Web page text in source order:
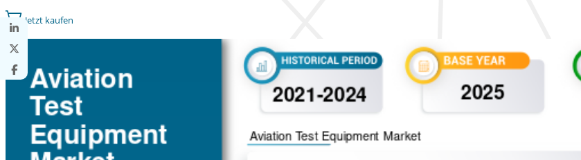
Jetzt kaufen